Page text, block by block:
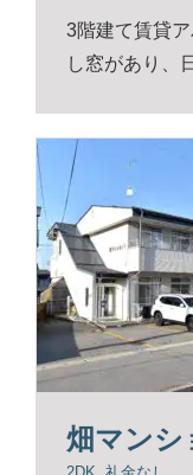
3階建て賃貸
し窓があり、
畑マン